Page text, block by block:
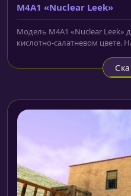
M4A1 «Nuclear Leek»
Модель M4A1 «Nuclear Leek»
кислотно-салатневом цвете.